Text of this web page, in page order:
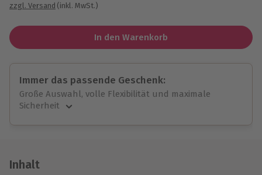
zzgl. Versand (inkl. MwSt.)
In den Warenkorb
Immer das passende Geschenk:
Große Auswahl, volle Flexibilität und maximale
Sicherheit
Jeder Gutschein für alle Erlebnisse einlösbar.
Inhalt